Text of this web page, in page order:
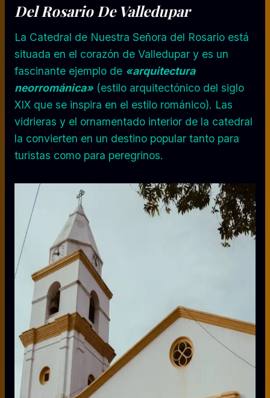
Del Rosario De Valledupar
La Catedral de Nuestra Señora del Rosario está
situada en el corazón de Valledupar y es un
fascinante ejemplo de «arquitectura
neorrománica» (estilo arquitectónico del siglo
XIX que se inspira en el estilo románico). Las
vidrieras y el ornamentado interior de la catedral
la convierten en un destino popular tanto para
turistas como para peregrinos.